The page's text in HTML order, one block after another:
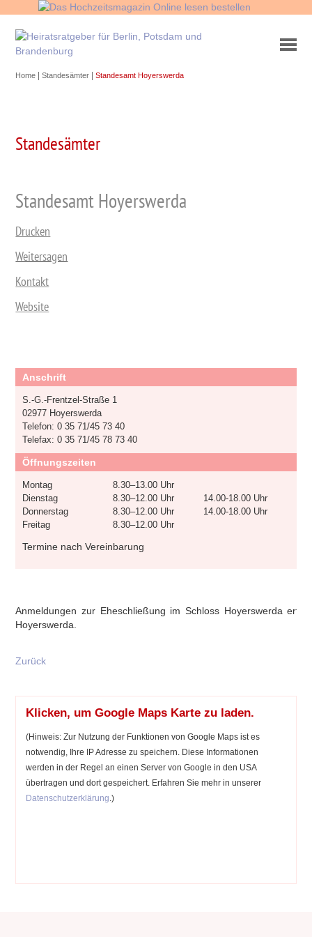
Home |Standesämter |Standesamt Hoyerswerda
Standesämter
Standesamt Hoyerswerda
Drucken
Weitersagen
Kontakt
Website
Anschrift
S.-G.-Frentzel-Straße 1
02977 Hoyerswerda
Telefon: 0 35 71/45 73 40
Telefax: 0 35 71/45 78 73 40
Öffnungszeiten
Montag
8.30–13.00 Uhr
Dienstag
8.30–12.00 Uhr
14.00-18.00 Uhr
Donnerstag
8.30–12.00 Uhr
14.00-18.00 Uhr
Freitag
8.30–12.00 Uhr
Termine nach Vereinbarung
Anmeldungen zur Eheschließung im Schloss Hoyerswerda
Hoyerswerda.
Zurück
Klicken, um Google Maps Karte zu laden.
(Hinweis: Zur Nutzung der Funktionen von Google Maps ist es
notwendig, Ihre IP Adresse zu speichern. Diese Informationen
werden in der Regel an einen Server von Google in den USA
übertragen und dort gespeichert. Erfahren Sie mehr in unserer
Datenschutzerklärung .)